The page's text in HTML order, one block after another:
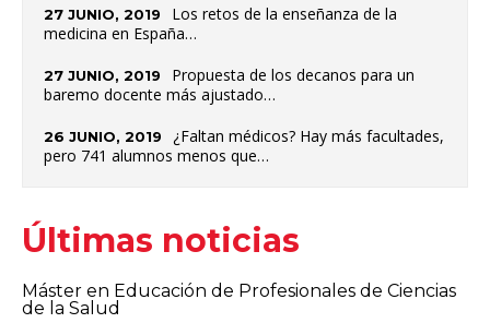
27 JUNIO, 2019
Los retos de la enseñanza de la
medicina en España…
27 JUNIO, 2019
Propuesta de los decanos para un
baremo docente más ajustado…
26 JUNIO, 2019
¿Faltan médicos? Hay más facultades,
pero 741 alumnos menos que…
Últimas noticias
Máster en Educación de Profesionales de Ciencias
de la Salud